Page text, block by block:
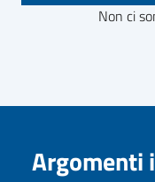
Non ci
Argomenti